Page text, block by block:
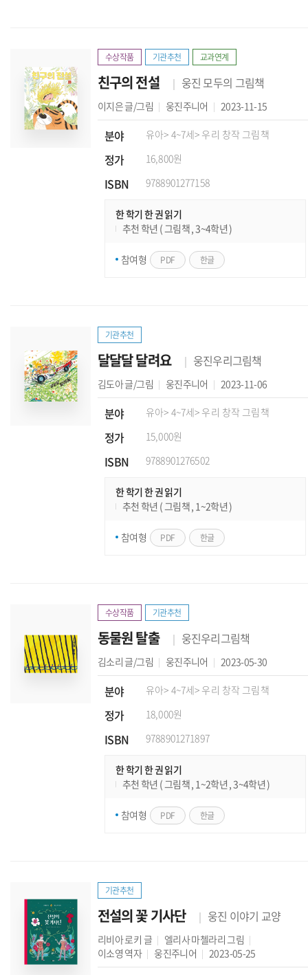
수상작품 기관추천 교과연계
친구의 전설 웅진 모두의 그림책
이지은글/그림 웅진주니어 2023-11-15
분야 유아> 4~7세> 우리 창작 그림책
정가 16,800원
ISBN 9788901277158
한 학기 한 권 읽기
추천 학년 ( 그림책 , 3~4학년 )
참여형 PDF 한글
기관추천
달달달 달려요 웅진우리그림책
김도아글/그림 웅진주니어 2023-11-06
분야 유아> 4~7세> 우리 창작 그림책
정가 15,000원
ISBN 9788901276502
한 학기 한 권 읽기
추천 학년 ( 그림책 , 1~2학년 )
참여형 PDF 한글
수상작품 기관추천
동물원 탈출 웅진우리그림책
김소리 글/그림 웅진주니어 2023-05-30
분야 유아> 4~7세> 우리 창작 그림책
정가 18,000원
ISBN 9788901271897
한 학기 한 권 읽기
추천 학년 ( 그림책 , 1~2학년 , 3~4학년 )
참여형 PDF 한글
기관추천
전설의 꽃 기사단 웅진 이야기 교양
리비아 로키 글 엘리사 마첼라리그림
이소영 역자 웅진주니어 2023-05-25